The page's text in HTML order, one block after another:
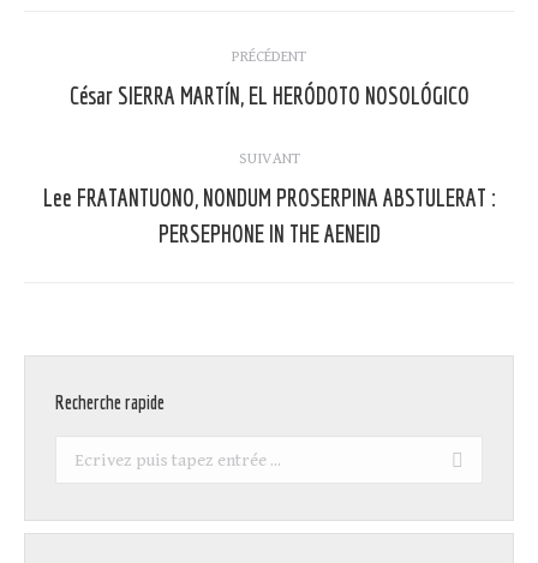
article
PRÉCÉDENT
Article
:
César SIERRA MARTÍN, EL HERÓDOTO NOSOLÓGICO
SUIVANT
Article
suivant
Lee FRATANTUONO, NONDUM PROSERPINA ABSTULERAT :
PERSEPHONE IN THE AENEID
Recherche rapide
Recherche